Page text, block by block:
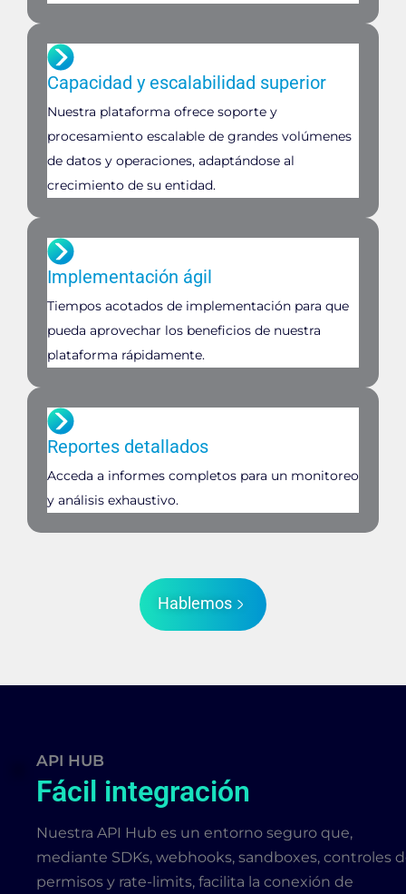
Capacidad y escalabilidad superior
Nuestra plataforma ofrece soporte y
procesamiento escalable de grandes volúmenes
de datos y operaciones, adaptándose al
crecimiento de su entidad.
Implementación ágil
Tiempos acotados de implementación para que
pueda aprovechar los beneficios de nuestra
plataforma rápidamente.
Reportes detallados
Acceda a informes completos para un monitoreo
y análisis exhaustivo.
Hablemos
API HUB
Fácil integración
Nuestra API Hub es un entorno seguro que,
mediante SDKs, webhooks, sandboxes, controles
permisos y rate-limits, facilita la conexión de